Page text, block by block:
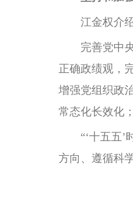
江金权介绍
完善党中央
正确政绩观，
增强党组织政
常态化长效化
“‘十五五’时
方向、遵循科